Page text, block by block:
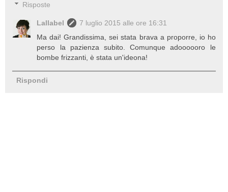
Risposte
Lallabel
7 luglio 2015 alle ore 16:31
Ma dai! Grandissima, sei stata brava a proporre, io ho
perso la pazienza subito. Comunque adoooooro le
bombe frizzanti, è stata un'ideona!
Rispondi